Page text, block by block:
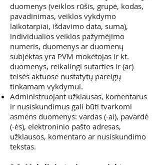
duomenys (veiklos rūšis, grupė, kodas,
pavadinimas, veiklos vykdymo
laikotarpiai, išdavimo data, suma),
individualios veiklos pažymėjimo
numeris, duomenys ar duomenų
subjektas yra PVM mokėtojas ir kt.
duomenys, reikalingi sutarties ir (ar)
teisės aktuose nustatytų pareigų
tinkamam vykdymui.
Administruojant užklausas, komentarus
ir nusiskundimus gali būti tvarkomi
asmens duomenys: vardas (-ai), pavardė
(-ės), elektroninio pašto adresas,
užklausos, komentaro ar nusiskundimo
tekstas.